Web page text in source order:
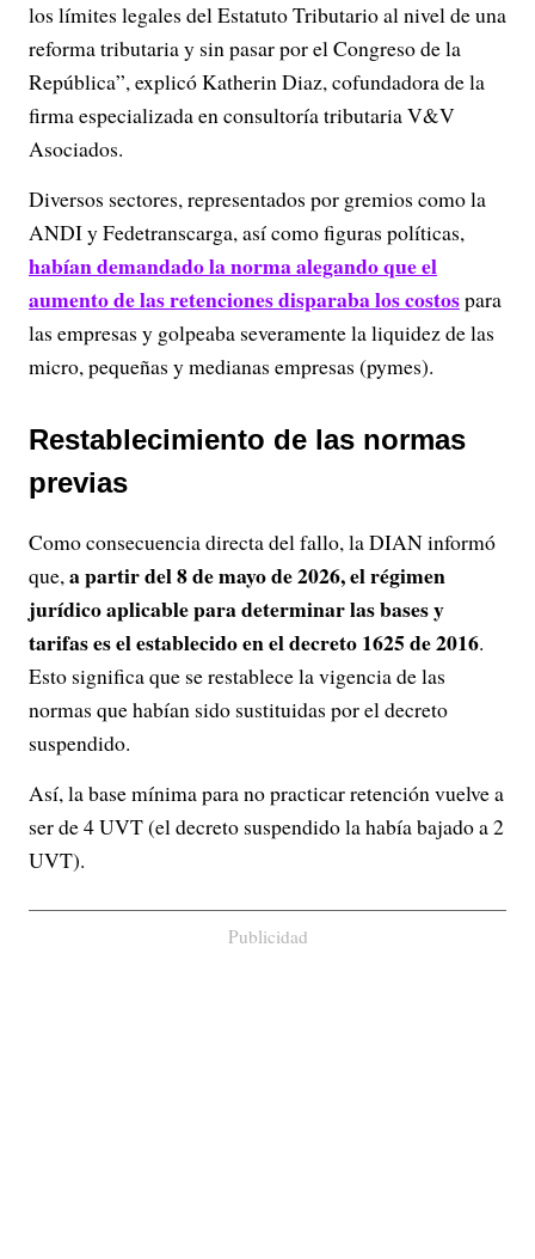
los límites legales del Estatuto Tributario al nivel de una
reforma tributaria y sin pasar por el Congreso de la
República”, explicó Katherin Diaz, cofundadora de la
firma especializada en consultoría tributaria V&V
Asociados.
Diversos sectores, representados por gremios como la
ANDI y Fedetranscarga, así como figuras políticas,
habían demandado la norma alegando que el
aumento de las retenciones disparaba los costospara
las empresas y golpeaba severamente la liquidez de las
micro, pequeñas y medianas empresas (pymes).
Restablecimiento de las normas
previas
Como consecuencia directa del fallo, la DIAN informó
que,a partir del 8 de mayo de 2026, el régimen
jurídico aplicable para determinar las bases y
tarifas es el establecido en el decreto 1625 de 2016.
Esto significa que se restablece la vigencia de las
normas que habían sido sustituidas por el decreto
suspendido.
Así, la base mínima para no practicar retención vuelve a
ser de 4 UVT (el decreto suspendido la había bajado a 2
UVT).
Publicidad